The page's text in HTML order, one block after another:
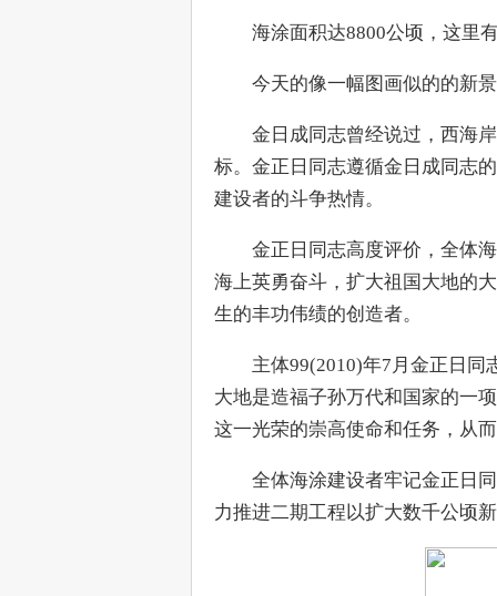
海涂面积达8800公顷，这里有
今天的像一幅图画似的的新景
金日成同志曾经说过，西海岸
标。金正日同志遵循金日成同志
建设者的斗争热情。
金正日同志高度评价，全体海
海上英勇奋斗，扩大祖国大地的
生的丰功伟绩的创造者。
主体99(2010)年7月金正日同
大地是造福子孙万代和国家的一
这一光荣的崇高使命和任务，从
全体海涂建设者牢记金正日同
力推进二期工程以扩大数千公顷